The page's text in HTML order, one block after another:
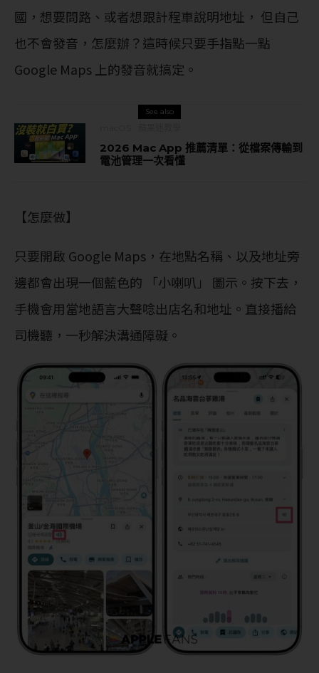
國，想要問路、或者想跟計程車說明地址， 但自己
也不會發音，怎麼辦？這時候只要手指點一點
Google Maps 上的發音就搞定。
See also
2026 Mac App 推薦清單：從檔案傳輸到
電池管理一次看懂
【怎麼做】
只要開啟 Google Maps，在地點名稱、以及地址旁
邊都會出現一個藍色的 「小喇叭」 圖示。按下去，
手機會用當地語言大聲唸出店名和地址。直接播給
司機聽，一秒解決溝通障礙。